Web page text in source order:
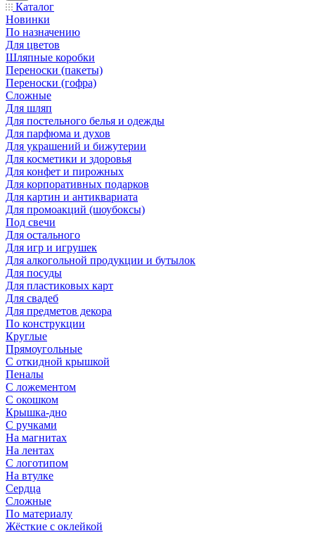
Каталог
Новинки
По назначению
Для цветов
Шляпные коробки
Переноски (пакеты)
Переноски (гофра)
Сложные
Для шляп
Для постельного белья и одежды
Для парфюма и духов
Для украшений и бижутерии
Для косметики и здоровья
Для конфет и пирожных
Для корпоративных подарков
Для картин и антиквариата
Для промоакций (шоубоксы)
Под свечи
Для остального
Для игр и игрушек
Для алкогольной продукции и бутылок
Для посуды
Для пластиковых карт
Для свадеб
Для предметов декора
По конструкции
Круглые
Прямоугольные
С откидной крышкой
Пеналы
С ложементом
С окошком
Крышка-дно
С ручками
На магнитах
На лентах
С логотипом
На втулке
Сердца
Сложные
По материалу
Жёсткие с оклейкой